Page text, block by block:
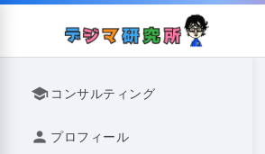
Skip
school コンサルティング
person プロフィール